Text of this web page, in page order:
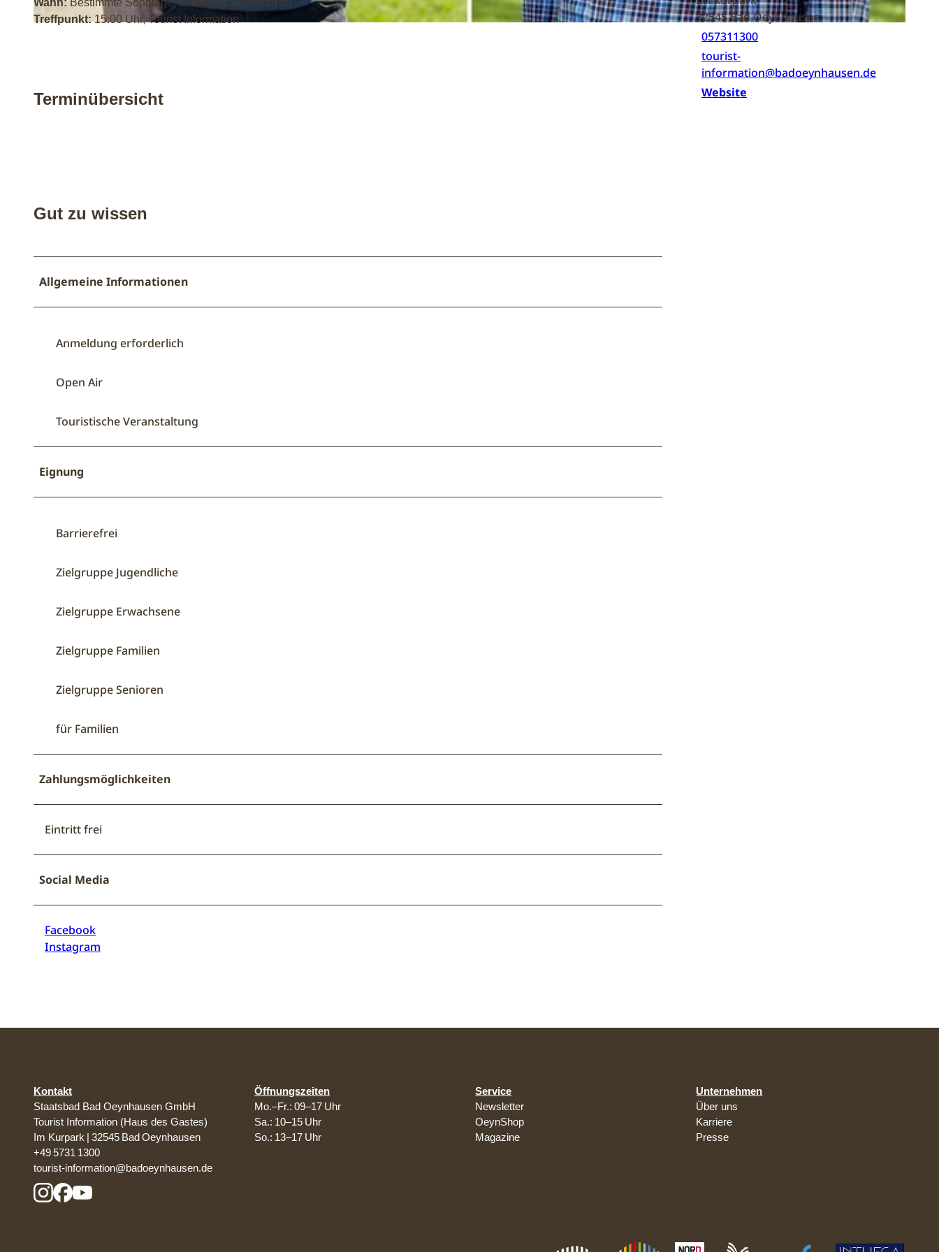
Treffpunkt: 15:00 Uhr, Tourist Information
Terminübersicht
Gut zu wissen
Allgemeine Informationen
Anmeldung erforderlich
Open Air
Touristische Veranstaltung
Eignung
Barrierefrei
Zielgruppe Jugendliche
Zielgruppe Erwachsene
Zielgruppe Familien
Zielgruppe Senioren
für Familien
Zahlungsmöglichkeiten
Eintritt frei
Social Media
Facebook
Instagram
32545Bad Oeynhausen
057311300
tourist-
information@badoeynhausen.de
Website
Kontakt
Staatsbad Bad Oeynhausen GmbH
Tourist Information (Haus des Gastes)
Im Kurpark | 32545 Bad Oeynhausen
+49 5731 1300
tourist-information@badoeynhausen.de
Öffnungszeiten
Mo.–Fr.: 09–17 Uhr
Sa.: 10–15 Uhr
So.: 13–17 Uhr
Service
Newsletter
OeynShop
Magazine
Unternehmen
Über uns
Karriere
Presse